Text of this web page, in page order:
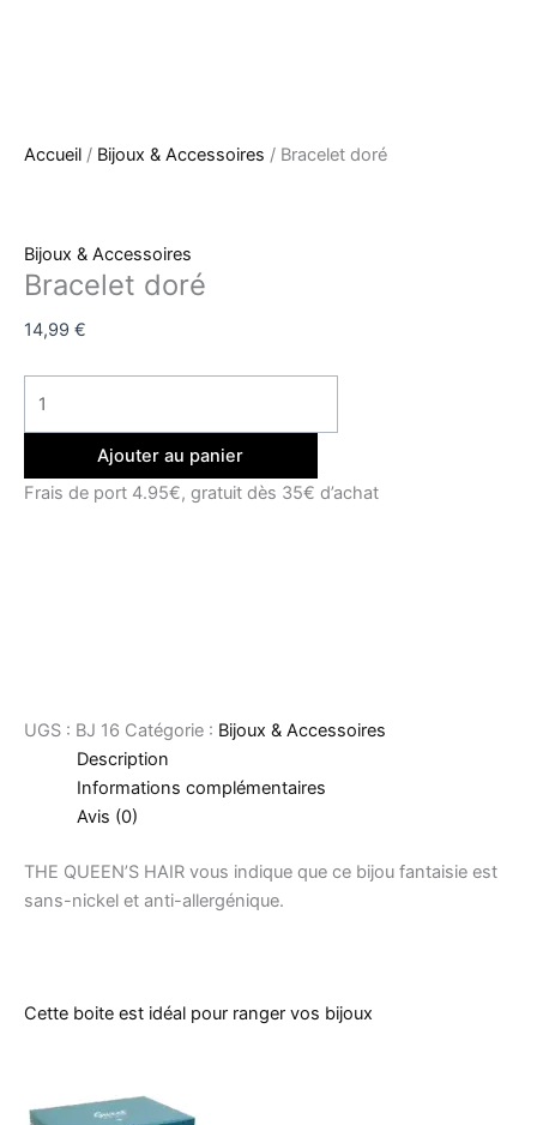
Accueil / Bijoux & Accessoires / Bracelet doré
Bijoux & Accessoires
Bracelet doré
14,99 €
Ajouter au panier
Frais de port 4.95€, gratuit dès 35€ d’achat
UGS : BJ 16 Catégorie : Bijoux & Accessoires
Description
Informations complémentaires
Avis (0)
THE QUEEN’S HAIR vous indique que ce bijou fantaisie est
sans-nickel et anti-allergénique.
Cette boite est idéal pour ranger vos bijoux